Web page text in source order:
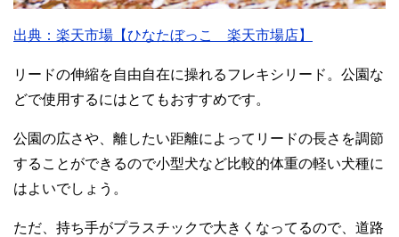
出典：楽天市場【ひなたぼっこ 楽天市場店】
リードの伸縮を自由自在に操れるフレキシリード。公園な
どで使用するにはとてもおすすめです。
公園の広さや、離したい距離によってリードの長さを調節
することができるので小型犬など比較的体重の軽い犬種に
はよいでしょう。
ただ、持ち手がプラスチックで大きくなってるので、道路